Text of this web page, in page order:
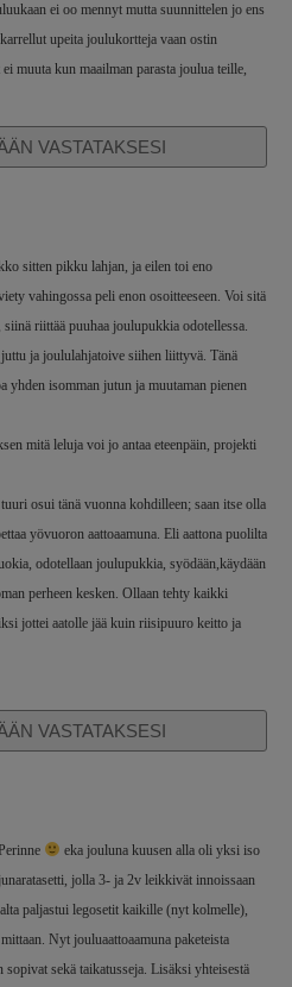
ei oo mennyt mutta suunnittelen jo ens
upeita joulukortteja vaan ostin
muuta kun maailman parasta joulua teille,
VASTATAKSESI
sitten pikku lahjan, ja eilen toi eno
vahingossa peli enon osoitteeseen. Voi sitä
riittää puuhaa joulupukkia odotellessa.
ja joululahjatoive siihen liittyvä. Tänä
yhden isomman jutun ja muutaman pienen
mitä leluja voi jo antaa eteenpäin, projekti
osui tänä vuonna kohdilleen; saan itse olla
yövuoron aattoaamuna. Eli aattona puolilta
odotellaan joulupukkia, syödään,käydään
perheen kesken. Ollaan tehty kaikki
jottei aatolle jää kuin riisipuuro keitto ja
VASTATAKSESI
eka jouluna kuusen alla oli yksi iso
jolla 3- ja 2v leikkivät innoissaan
paljastui legosetit kaikille (nyt kolmelle),
Nyt jouluaattoaamuna paketeista
sekä taikatusseja. Lisäksi yhteisestä